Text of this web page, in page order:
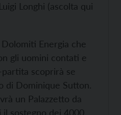
Longhi (ascolta qui
Energia che
gli uomini contati e
scoprirà se
di Dominique Sutton.
un Palazzetto da
il sostegno dei 4000